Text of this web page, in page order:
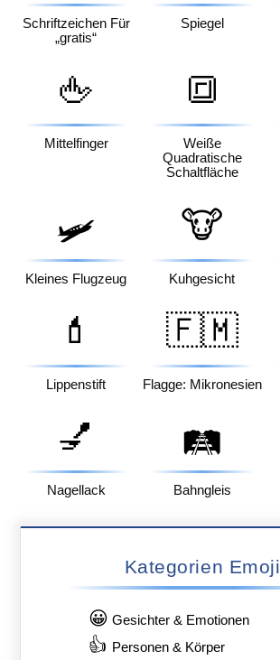
Schriftzeichen Für
„gratis“
Spiegel
🖕
Mittelfinger
🔳
Weiße
Quadratische
Schaltfläche
🛩️
Kleines Flugzeug
🐮
Kuhgesicht
💄
Lippenstift
🇫🇲
Flagge: Mikronesien
💅
Nagellack
🛤️
Bahngleis
Kategorien Emoji
😀 Gesichter & Emotionen
👍 Personen & Körper